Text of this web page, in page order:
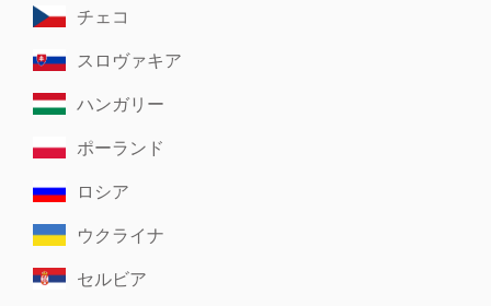
チェコ
スロヴァキア
ハンガリー
ポーランド
ロシア
ウクライナ
セルビア